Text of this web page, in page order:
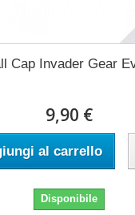
Cap Invader Gear
9,90 €
al carrello
Disponibile